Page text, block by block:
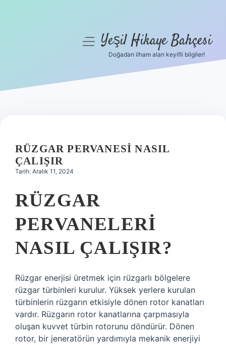
Hakkımızda
menüyüYeşil Hikaye Bahçesi
Doğadan ilham alan keyifli bilgiler!
RÜZGAR PERVANESI NASIL
ÇALIŞIR
Tarih: Aralık 11, 2024
RÜZGAR
PERVANELERI
NASIL ÇALIŞIR?
Rüzgar enerjisi üretmek için rüzgarlı bölgelere
rüzgar türbinleri kurulur. Yüksek yerlere kurulan
türbinlerin rüzgarın etkisiyle dönen rotor kanatları
vardır. Rüzgarın rotor kanatlarına çarpmasıyla
oluşan kuvvet türbin rotorunu döndürür. Dönen
rotor, bir jeneratörün yardımıyla mekanik enerjiyi